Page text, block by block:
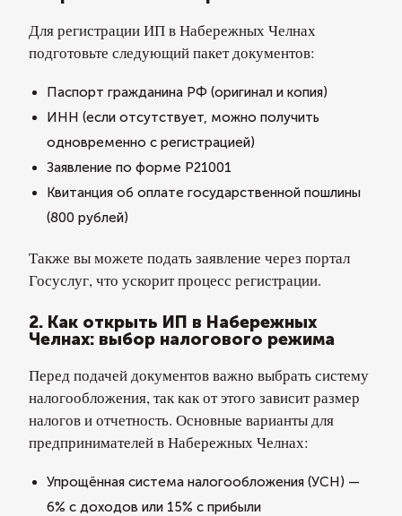
Для регистрации ИП в Набережных Челнах
подготовьте следующий пакет документов:
Паспорт гражданина РФ (оригинал и копия)
ИНН (если отсутствует, можно получить
одновременно с регистрацией)
Заявление по форме Р21001
Квитанция об оплате государственной пошлины
(800 рублей)
Также вы можете подать заявление через портал
Госуслуг, что ускорит процесс регистрации.
2. Как открыть ИП в Набережных
Челнах: выбор налогового режима
Перед подачей документов важно выбрать систему
налогообложения, так как от этого зависит размер
налогов и отчетность. Основные варианты для
предпринимателей в Набережных Челнах:
Упрощённая система налогообложения (УСН) —
6% с доходов или 15% с прибыли